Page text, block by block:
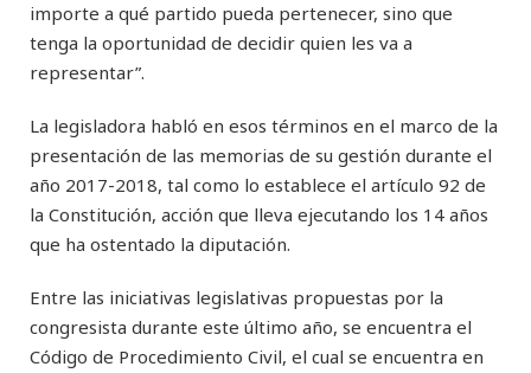
importe a qué partido pueda pertenecer, sino que
tenga la oportunidad de decidir quien les va a
representar”.
La legisladora habló en esos términos en el marco de la
presentación de las memorias de su gestión durante el
año 2017-2018, tal como lo establece el artículo 92 de
la Constitución, acción que lleva ejecutando los 14 años
que ha ostentado la diputación.
Entre las iniciativas legislativas propuestas por la
congresista durante este último año, se encuentra el
Código de Procedimiento Civil, el cual se encuentra en